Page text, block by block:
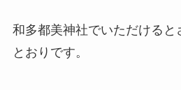
和多都美神社でいただけると
とおりです。